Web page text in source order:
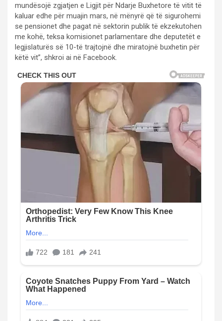
mundësojë zgjatjen e Ligjit për Ndarje Buxhetore të vitit të
kaluar edhe për muajin mars, në mënyrë që të sigurohemi
se pensionet dhe pagat në sektorin publik të ekzekutohen
me kohë, teksa komisionet parlamentare dhe deputetët e
legjislaturës së 10-të trajtojnë dhe miratojnë buxhetin për
këtë vit”, shkroi ai në Facebook.